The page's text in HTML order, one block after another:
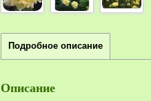
Подробное описание
Описание